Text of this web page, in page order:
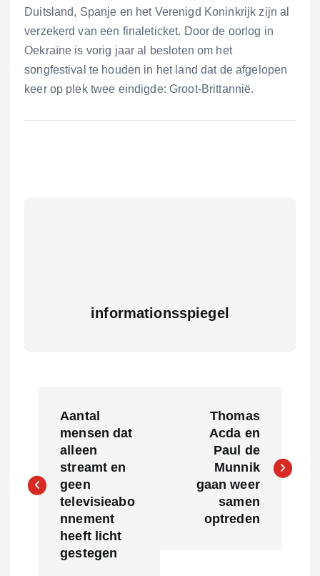
Duitsland, Spanje en het Verenigd Koninkrijk zijn al
verzekerd van een finaleticket. Door de oorlog in
Oekraïne is vorig jaar al besloten om het
songfestival te houden in het land dat de afgelopen
keer op plek twee eindigde: Groot-Brittannië.
informationsspiegel
s
Aantal
mensen dat
alleen
streamt en
geen
televisieabo
nnement
heeft licht
gestegen
Thomas
Acda en
Paul de
Munnik
gaan weer
samen
optreden